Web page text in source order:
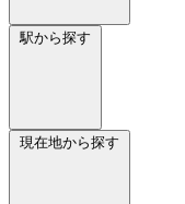
駅から探す
現在地から探す